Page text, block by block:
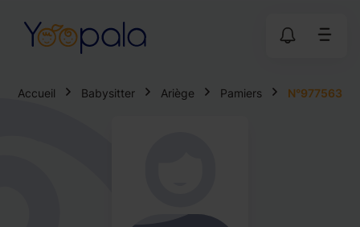
Accueil Babysitter Ariège Pamiers N°977563